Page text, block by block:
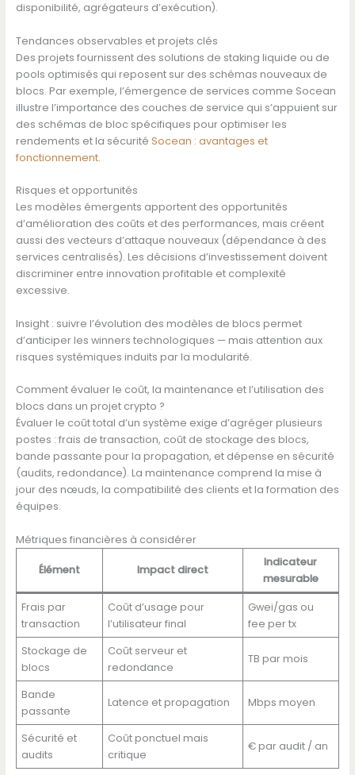
disponibilité, agrégateurs d’exécution).
Tendances observables et projets clés
Des projets fournissent des solutions de staking liquide ou de
pools optimisés qui reposent sur des schémas nouveaux de
blocs. Par exemple, l’émergence de services comme Socean
illustre l’importance des couches de service qui s’appuient sur
des schémas de bloc spécifiques pour optimiser les
rendements et la sécurité Socean : avantages et
fonctionnement.
Risques et opportunités
Les modèles émergents apportent des opportunités
d’amélioration des coûts et des performances, mais créent
aussi des vecteurs d’attaque nouveaux (dépendance à des
services centralisés). Les décisions d’investissement doivent
discriminer entre innovation profitable et complexité
excessive.
Insight : suivre l’évolution des modèles de blocs permet
d’anticiper les winners technologiques — mais attention aux
risques systémiques induits par la modularité.
Comment évaluer le coût, la maintenance et l’utilisation des
blocs dans un projet crypto ?
Évaluer le coût total d’un système exige d’agréger plusieurs
postes : frais de transaction, coût de stockage des blocs,
bande passante pour la propagation, et dépense en sécurité
(audits, redondance). La maintenance comprend la mise à
jour des nœuds, la compatibilité des clients et la formation des
équipes.
Métriques financières à considérer
Élément Impact direct
Indicateur
mesurable
Frais par
transaction
Coût d’usage pour
l’utilisateur final
Gwei/gas ou
fee per tx
Stockage de
blocs
Coût serveur et
redondance
TB par mois
Bande
passante
Latence et propagation Mbps moyen
Sécurité et
audits
Coût ponctuel mais
critique
€ par audit / an